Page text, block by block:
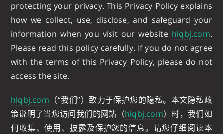
protecting your privacy. This Privacy Policy explains
how we collect, use, disclose, and safeguard your
information when you visit our website hlqbj.com.
Please read this policy carefully. If you do not agree
with the terms of this Privacy Policy, please do not
access the site.
hlqbj.com （“我们”）致力于保护您的隐私。本文隐私政
策说明了当您访问我们的网站（hlqbj.com）时，我们如
何收集、使用、披露及保护您的信息。请您仔细阅读本